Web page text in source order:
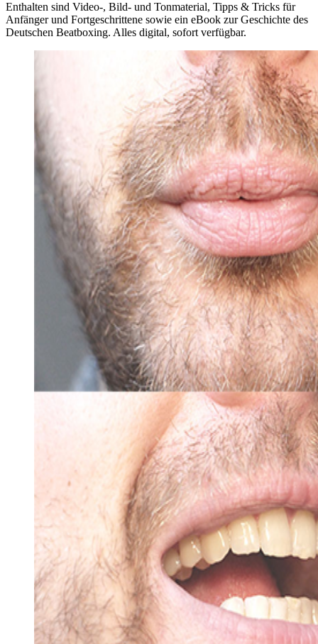
Enthalten sind Video-, Bild- und Tonmaterial, Tipps & Tricks für
Anfänger und Fortgeschrittene sowie ein eBook zur Geschichte des
Deutschen Beatboxing. Alles digital, sofort verfügbar.